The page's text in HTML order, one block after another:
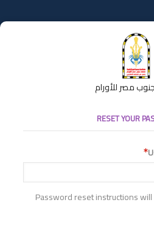
مصر للأورام
RESET YOUR
Password reset instructions